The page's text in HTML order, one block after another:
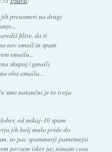
preusmeri na drugi
filtre, da ti
nov email in spam
emailu...
skupaj (gmail)
oba emaila...
smo natančni je to tvoja
od nekaj-10 spam
jih bolj malo pride do
so pac spammerji pametnejsi
povsem isker jaz nimam casa